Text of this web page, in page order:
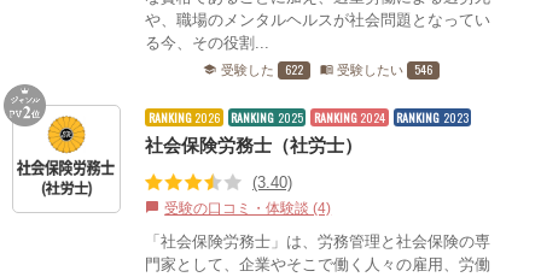
や、職場のメンタルヘルスが社会問題となってい
る今、その役割...
school 受験した 622 menu_book 受験したい 546
RANKING2026 RANKING 2025 RANKING 2024 RANKING 2023
社会保険労務士（社労士）
(3.40)
chat_bubble 受験の口コミ・体験談 (4)
「社会保険労務士」は、労務管理と社会保険の専
門家として、企業やそこで働く人々の雇用、労働